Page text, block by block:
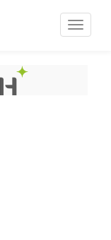
Toggle